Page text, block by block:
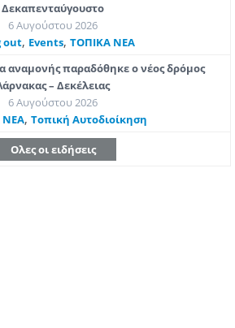
Δεκαπενταύγουστο
6 Αυγούστου 2026
out, Εvents, ΤΟΠΙΚΑ ΝΕΑ
αναμονής παραδόθηκε ο νέος δρόμος
– Δεκέλειας
6 Αυγούστου 2026
ΝΕΑ, Τοπική Αυτοδιοίκηση
Ολες οι ειδήσεις